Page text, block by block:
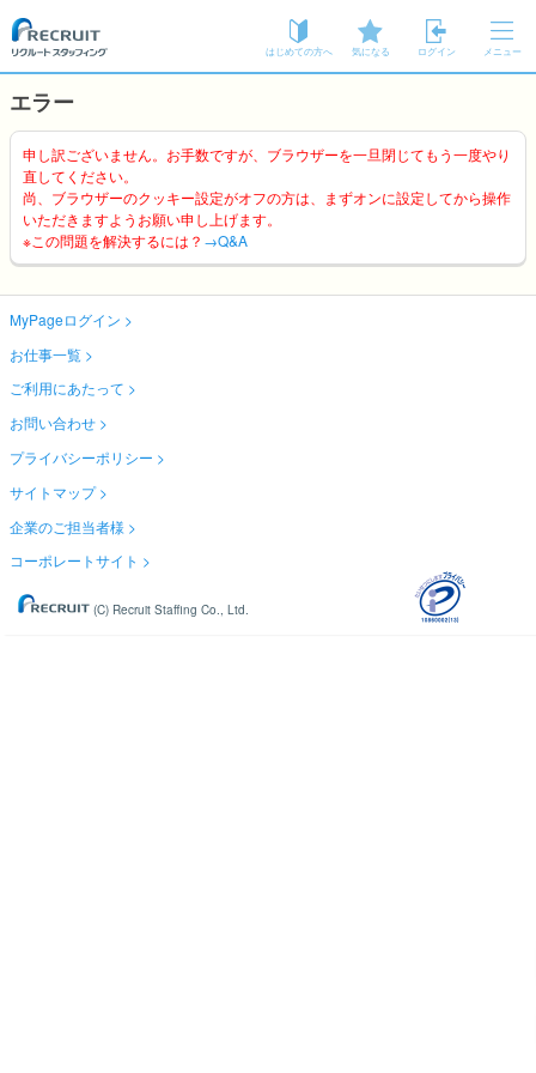
はじめての方へ 気になる ログイン メニュー
エラー
申し訳ございません。お手数ですが、ブラウザーを一旦閉じてもう一度やり
直してください。
尚、ブラウザーのクッキー設定がオフの方は、まずオンに設定してから操作
いただきますようお願い申し上げます。
※この問題を解決するには？ →Q&A
MyPageログイン
お仕事一覧
ご利用にあたって
お問い合わせ
プライバシーポリシー
サイトマップ
企業のご担当者様
コーポレートサイト
(C) Recruit Staffing Co., Ltd.